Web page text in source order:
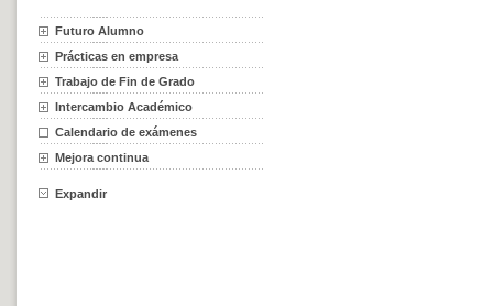
Futuro Alumno
Prácticas en empresa
Trabajo de Fin de Grado
Intercambio Académico
Calendario de exámenes
Mejora continua
Expandir